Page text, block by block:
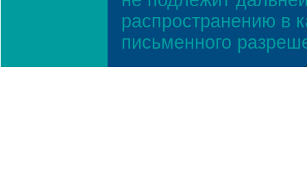
распространению в
письменного